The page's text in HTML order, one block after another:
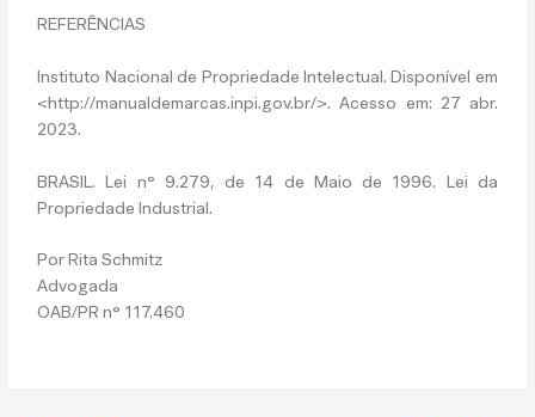
REFERÊNCIAS
Instituto Nacional de Propriedade Intelectual. Disponível em
<http://manualdemarcas.inpi.gov.br/>. Acesso em: 27 abr.
2023.
BRASIL. Lei n° 9.279, de 14 de Maio de 1996. Lei da
Propriedade Industrial.
Por Rita Schmitz
Advogada
OAB/PR n° 117.460